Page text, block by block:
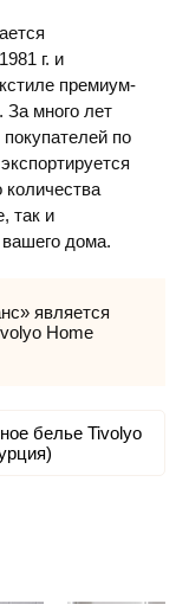
г. и
премиум-
За много лет
по
так и
дома.
является
Home
белье Tivolyo